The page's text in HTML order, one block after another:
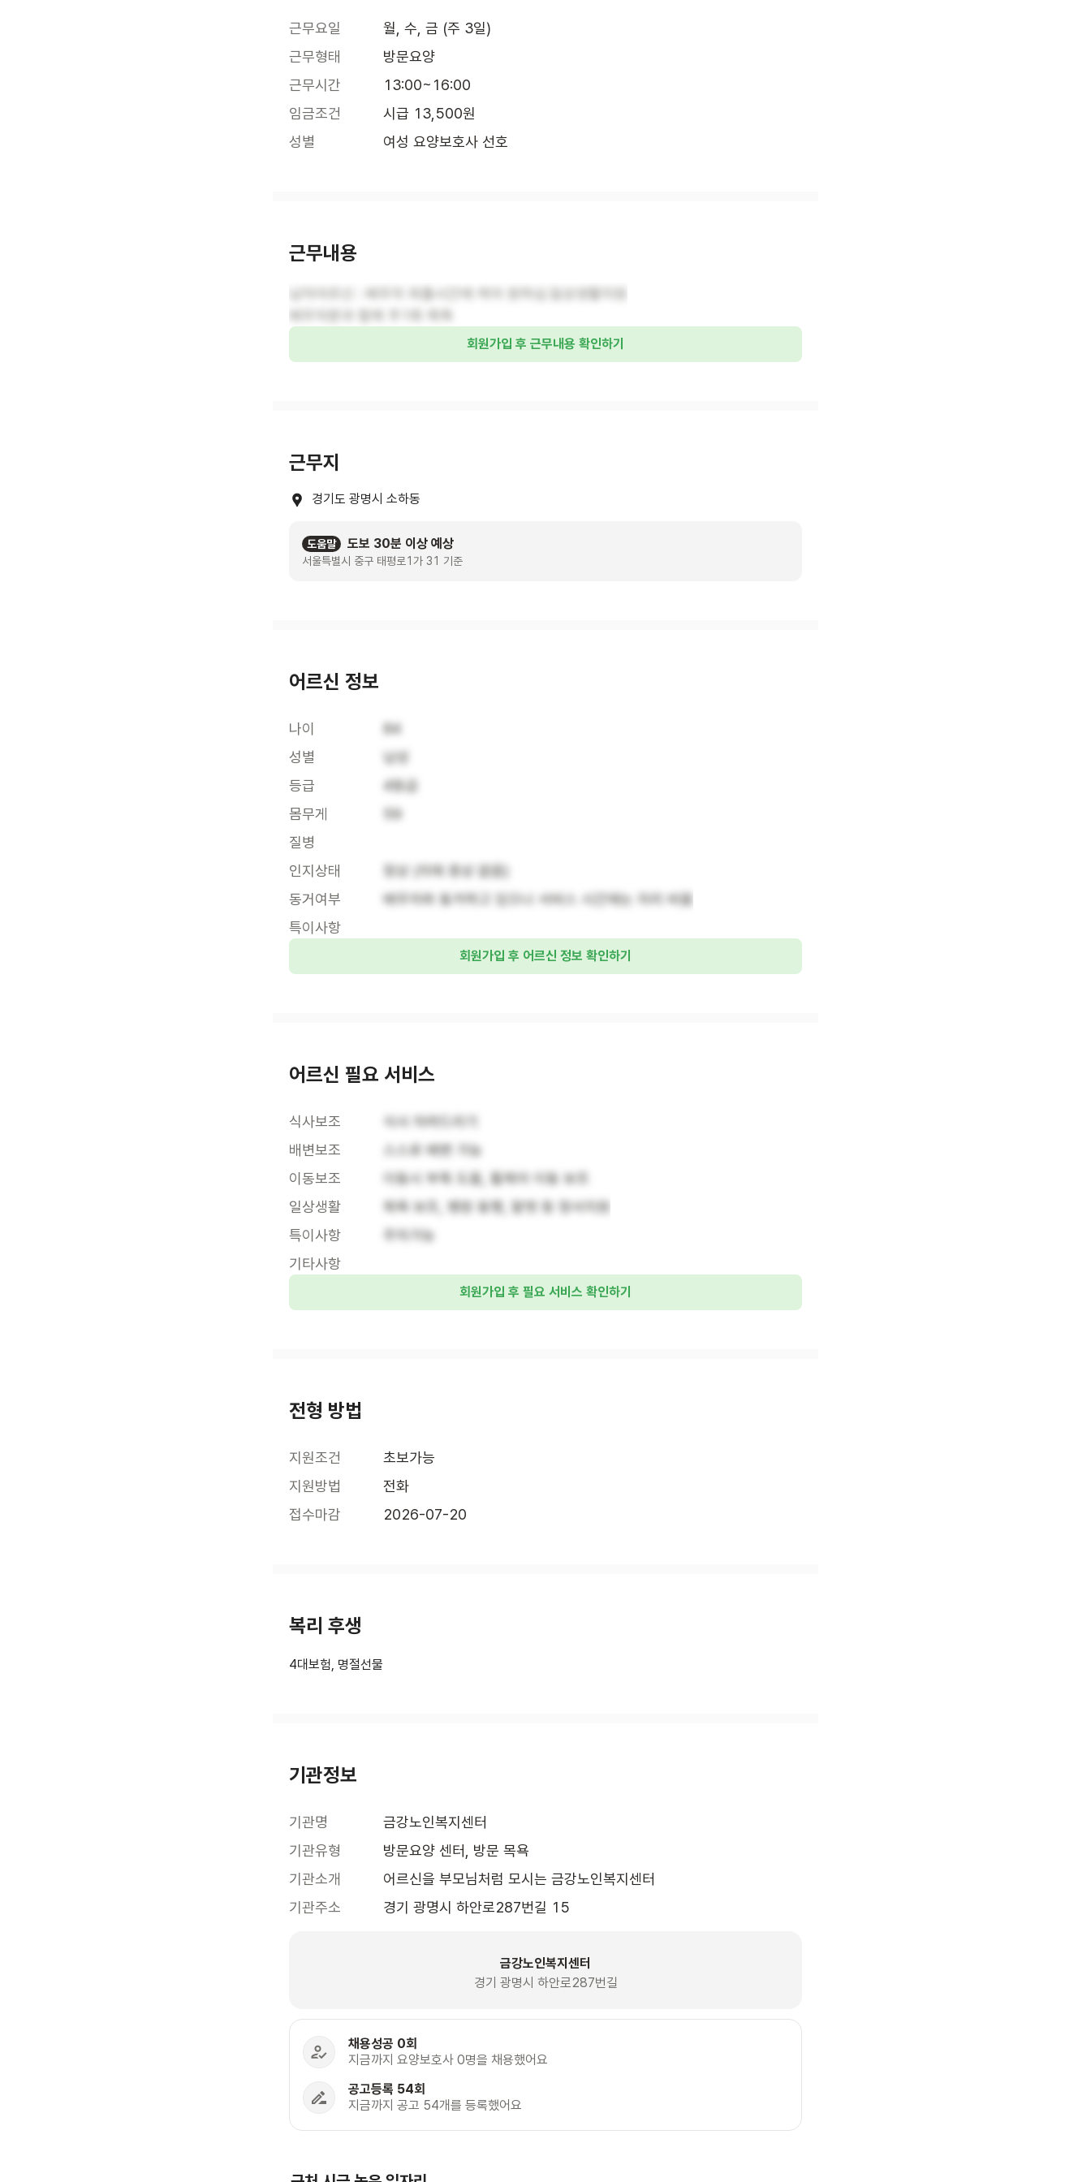
근무요일
월, 수, 금 (주 3일)
근무형태
방문요양
근무시간
13:00~16:00
임금조건
시급 13,500원
성별
여성 요양보호사 선호
근무내용
회원가입 후 근무내용 확인하기
근무지
경기도 광명시 소하동
도움말 도보 30분 이상 예상
서울특별시 중구 태평로1가 31 기준
어르신 정보
나이
84
성별
남성
등급
4등급
몸무게
59
질병
인지상태
정상 (치매 증상 없음)
동거여부
배우자와 동거하고 있으나 서비스 시간에는 자리 비움
특이사항
회원가입 후 어르신 정보 확인하기
어르신 필요 서비스
식사보조
식사 차려드리기
배변보조
스스로 배변 가능
이동보조
이동시 부축 도움, 휠체어 이동 보조
일상생활
목욕 보조, 병원 동행, 말벗 등 정서지원
특이사항
주차가능
기타사항
회원가입 후 필요 서비스 확인하기
전형 방법
지원조건
초보가능
지원방법
전화
접수마감
2026-07-20
복리 후생
4대보험, 명절선물
기관정보
기관명
금강노인복지센터
기관유형
방문요양 센터, 방문 목욕
기관소개
어르신을 부모님처럼 모시는 금강노인복지센터
기관주소
경기 광명시 하안로287번길 15
금강노인복지센터
경기 광명시 하안로287번길
채용성공 0회
지금까지 요양보호사 0명을 채용했어요
공고등록 54회
지금까지 공고 54개를 등록했어요